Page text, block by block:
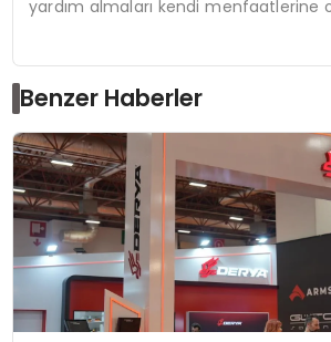
yardım almaları kendi menfaatlerine
Benzer Haberler